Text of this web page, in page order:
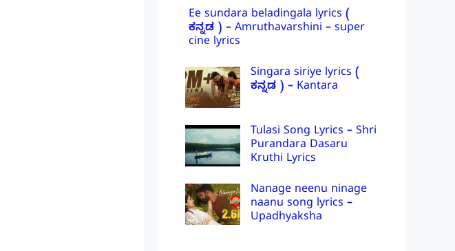
Ee sundara beladingala lyrics (
ಕನ್ನಡ ) – Amruthavarshini – super
cine lyrics
Singara siriye lyrics (
ಕನ್ನಡ ) – Kantara
Tulasi Song Lyrics – Shri
Purandara Dasaru
Kruthi Lyrics
Nanage neenu ninage
naanu song lyrics –
Upadhyaksha